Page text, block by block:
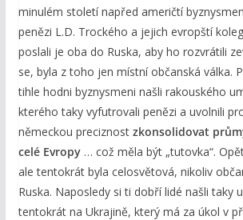
minulém století napřed američtí
penězi L.D. Trockého a jejich evropští
poslali je oba do Ruska, aby ho rozvrátili
se, byla z toho jen místní občanská válka.
tihle hodni byznysmeni našli rakouského
kterého taky vyfutrovali penězi a uvolnili
německou preciznost zkonsolidovat
celé Evropy… což měla být „tutovka“.
ale tentokrát byla celosvětová, nikoliv
Ruska. Naposledy si ti dobří lidé našli taky
tentokrát na Ukrajině, který má za úkol v